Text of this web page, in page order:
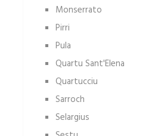
Monserrato
Pirri
Pula
Quartu Sant'Elena
Quartucciu
Sarroch
Selargius